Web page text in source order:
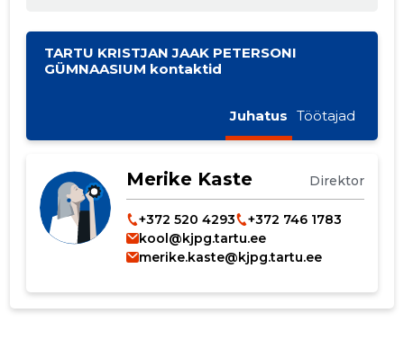
TARTU KRISTJAN JAAK PETERSONI
GÜMNAASIUM kontaktid
Juhatus Töötajad
Merike Kaste Direktor
+372 520 4293
+372 746 1783
kool@kjpg.tartu.ee
merike.kaste@kjpg.tartu.ee